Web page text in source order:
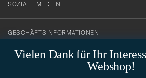
Vielen Dank für Ihr
Webshop!
SOZIALE MEDIEN
GESCHÄFTSINFORMATIONEN